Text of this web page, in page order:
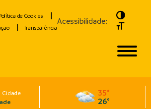
de Cookies
Transparência
Acessibilidade:
Toggle
Toggle
Cidade
35°
26°